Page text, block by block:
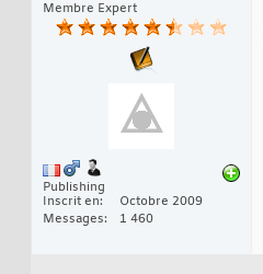
Membre Expert
Publishing
Inscrit en
Octobre 2009
Messages
1 460